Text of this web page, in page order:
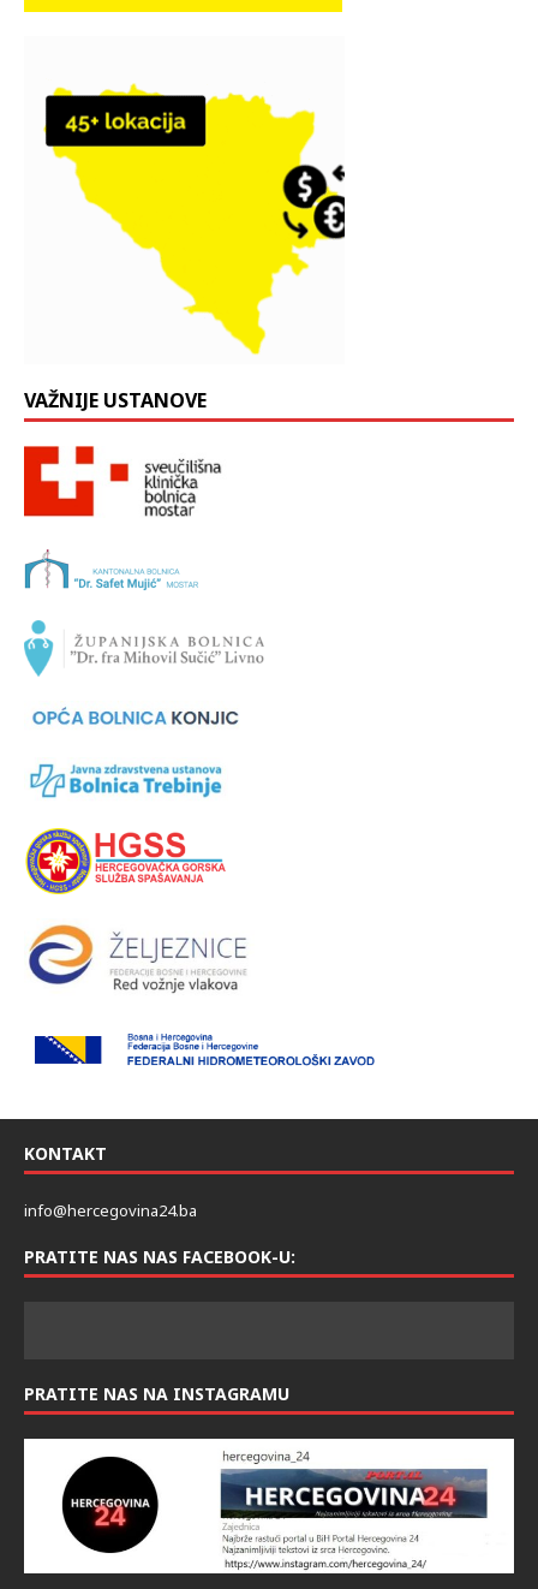
VAŽNIJE USTANOVE
KONTAKT
info@hercegovina24.ba
PRATITE NAS NAS FACEBOOK-U:
PRATITE NAS NA INSTAGRAMU